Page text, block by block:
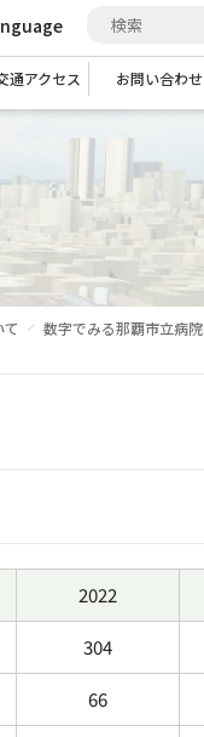
通アクセス お問い合わせ
数字でみる那覇市立病院
2022
304
66